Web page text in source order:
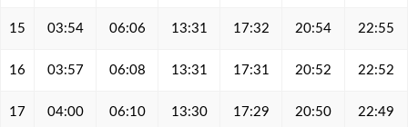
15 03:54 06:06 13:31 17:32 20:54 22:55
16 03:57 06:08 13:31 17:31 20:52 22:52
17 04:00 06:10 13:30 17:29 20:50 22:49